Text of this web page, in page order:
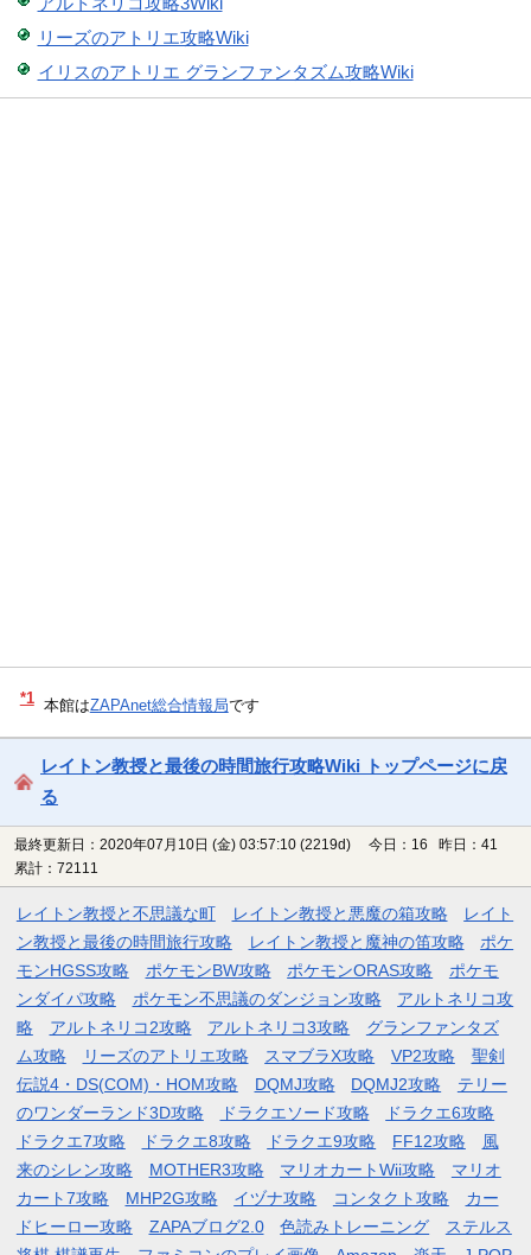
リーズのアトリエ攻略Wiki
イリスのアトリエ グランファンタズム攻略Wiki
*1 本館はZAPAnet総合情報局です
レイトン教授と最後の時間旅行攻略Wiki トップページに戻
る
最終更新日：2020年07月10日 (金) 03:57:10 (2219d)
今日：16 昨日：41
累計：72111
レイトン教授と不思議な町 レイトン教授と悪魔の箱攻略
レイト
ン教授と最後の時間旅行攻略
レイトン教授と魔神の笛攻略
ポケ
モンHGSS攻略
ポケモンBW攻略 ポケモンORAS攻略
ポケモ
ンダイパ攻略
ポケモン不思議のダンジョン攻略
アルトネリコ攻
略
アルトネリコ2攻略 アルトネリコ3攻略
グランファンタズ
ム攻略
リーズのアトリエ攻略 スマブラX攻略 VP2攻略
聖剣
伝説4・DS(COM)・HOM攻略
DQMJ攻略 DQMJ2攻略
テリー
のワンダーランド3D攻略
ドラクエソード攻略
ドラクエ6攻略
ドラクエ7攻略
ドラクエ8攻略 ドラクエ9攻略 FF12攻略
風
来のシレン攻略
MOTHER3攻略 マリオカートWii攻略
マリオ
カート7攻略
MHP2G攻略 イヅナ攻略 コンタクト攻略
カー
ドヒーロー攻略
ZAPAブログ2.0 色読みトレーニング
ステルス